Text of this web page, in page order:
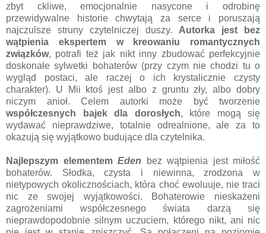
zbyt ckliwe, emocjonalnie nasycone i odrobinę
przewidywalne historie chwytają za serce i poruszają
najczulsze struny czytelniczej duszy. Autorka jest bez
wątpienia ekspertem w kreowaniu romantycznych
związków, potrafi też jak nikt inny zbudować perfekcyjnie
doskonałe sylwetki bohaterów (przy czym nie chodzi tu o
wygląd postaci, ale raczej o ich krystalicznie czysty
charakter). U Mii ktoś jest albo z gruntu zły, albo dobry
niczym anioł. Celem autorki może być tworzenie
współczesnych bajek dla dorosłych, które mogą się
wydawać nieprawdziwe, totalnie odrealnione, ale za to
okazują się wyjątkowo budujące dla czytelnika.
Najlepszym elementem Eden
bez wątpienia jest miłość
bohaterów. Słodka, czysta i niewinna, zrodzona w
nietypowych okolicznościach, która choć ewoluuje, nie traci
nic ze swojej wyjątkowości. Bohaterowie nieskażeni
zagrożeniami współczesnego świata darzą się
nieprawdopodobnie silnym uczuciem, którego nikt, ani nic